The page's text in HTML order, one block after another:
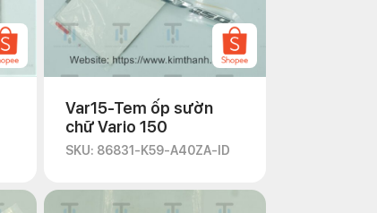
Var15-Tem ốp sườn
chữ Vario 150
SKU: 86831-K59-A40ZA-ID